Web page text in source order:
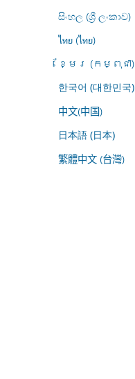
සිංහල (ශ්‍රී ලංකාව)
ไทย (ไทย)
ខ្មែរ (កម្ពុជា)
한국어 (대한민국)
中文(中国)
日本語 (日本)
繁體中文 (台灣)